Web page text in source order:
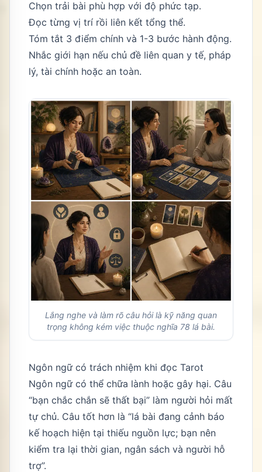
Chọn trải bài phù hợp với độ phức tạp.
Đọc từng vị trí rồi liên kết tổng thể.
Tóm tắt 3 điểm chính và 1-3 bước hành động.
Nhắc giới hạn nếu chủ đề liên quan y tế, pháp
lý, tài chính hoặc an toàn.
Lắng nghe và làm rõ câu hỏi là kỹ năng quan
trọng không kém việc thuộc nghĩa 78 lá bài.
Ngôn ngữ có trách nhiệm khi đọc Tarot
Ngôn ngữ có thể chữa lành hoặc gây hại. Câu
“bạn chắc chắn sẽ thất bại” làm người hỏi mất
tự chủ. Câu tốt hơn là “lá bài đang cảnh báo
kế hoạch hiện tại thiếu nguồn lực; bạn nên
kiểm tra lại thời gian, ngân sách và người hỗ
trợ”.